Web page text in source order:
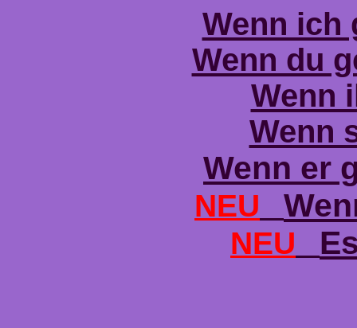
Wenn ich
Wenn du
Wenn
Wenn
Wenn er
NEU
NEU